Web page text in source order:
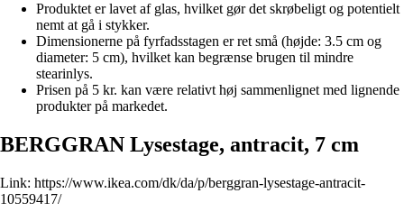
Produktet er lavet af glas, hvilket gør det skrøbeligt og potentielt
nemt at gå i stykker.
Dimensionerne på fyrfadsstagen er ret små (højde: 3.5 cm og
diameter: 5 cm), hvilket kan begrænse brugen til mindre
stearinlys.
Prisen på 5 kr. kan være relativt høj sammenlignet med lignende
produkter på markedet.
BERGGRAN Lysestage, antracit, 7 cm
Link: https://www.ikea.com/dk/da/p/berggran-lysestage-antracit-
10559417/